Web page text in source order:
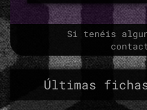
Si tenéis
Últimas